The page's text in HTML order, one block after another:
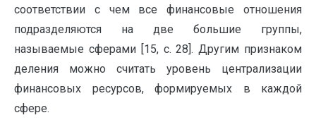
соответствии с чем все финансовые отношения
подразделяются на две большие группы,
называемые сферами [15, с. 28]. Другим признаком
деления можно считать уровень централизации
финансовых ресурсов, формируемых в каждой
сфере.